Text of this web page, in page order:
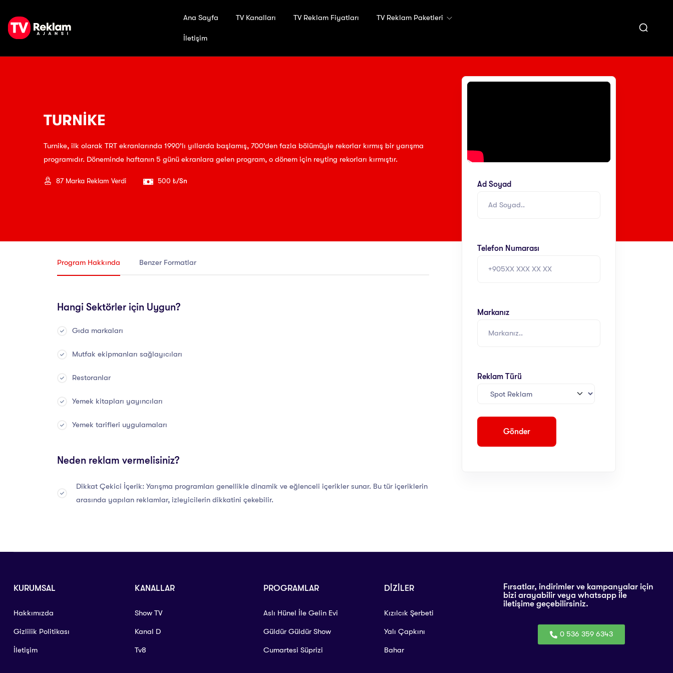
Ana Sayfa TV Kanalları TV Reklam Fiyatları TV Reklam Paketleri
İletişim
TURNİKE
Turnike, ilk olarak TRT ekranlarında 1990’lı yıllarda başlamış, 700’den fazla bölümüyle rekorlar kırmış bir yarışma
programıdır. Döneminde haftanın 5 günü ekranlara gelen program, o dönem için reyting rekorları kırmıştır.
87 Marka Reklam Verdi 500 ₺/Sn
Program Hakkında Benzer Formatlar
Hangi Sektörler için Uygun?
Gıda markaları
Mutfak ekipmanları sağlayıcıları
Restoranlar
Yemek kitapları yayıncıları
Yemek tarifleri uygulamaları
Neden reklam vermelisiniz?
Dikkat Çekici İçerik: Yarışma programları genellikle dinamik ve eğlenceli içerikler sunar. Bu tür içeriklerin
arasında yapılan reklamlar, izleyicilerin dikkatini çekebilir.
Ad Soyad
Telefon Numarası
Markanız
Reklam Türü
KURUMSAL
Hakkımızda
Gizlilik Politikası
İletişim
KANALLAR
Show TV
Kanal D
Tv8
PROGRAMLAR
Aslı Hünel İle Gelin Evi
Güldür Güldür Show
Cumartesi Süprizi
DİZİLER
Kızılcık Şerbeti
Yalı Çapkını
Bahar
Fırsatlar, indirimler ve kampanyalar için
bizi arayabilir veya whatsapp ile
iletişime geçebilirsiniz.
0 536 359 6343